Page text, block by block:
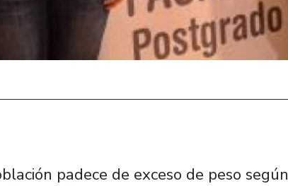
padece de exceso de peso según